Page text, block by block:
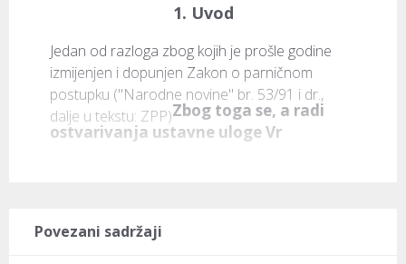
1. Uvod
Jedan od razloga zbog kojih je prošle godine
izmijenjen i dopunjen Zakon o parničnom
postupku ("Narodne novine" br. 53/91 i dr.,
dalje u tekstu: ZPP)Zbog toga se, a radi
ostvarivanja ustavne uloge Vr
Povezani sadržaji